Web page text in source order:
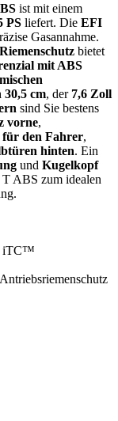
ist mit einem
PS liefert. Die EFI
Gasannahme.
Riemenschutz bietet
mit ABS
30,5 cm, der 7,6 Zoll
sind Sie bestens
vorne,
für den Fahrer,
hinten. Ein
und Kugelkopf
ABS zum idealen
iTC™